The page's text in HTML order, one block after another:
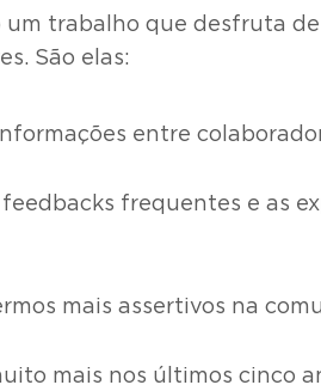
trabalho que desfruta
São elas:
entre
frequentes e as
mais assertivos na
mais nos últimos cinco